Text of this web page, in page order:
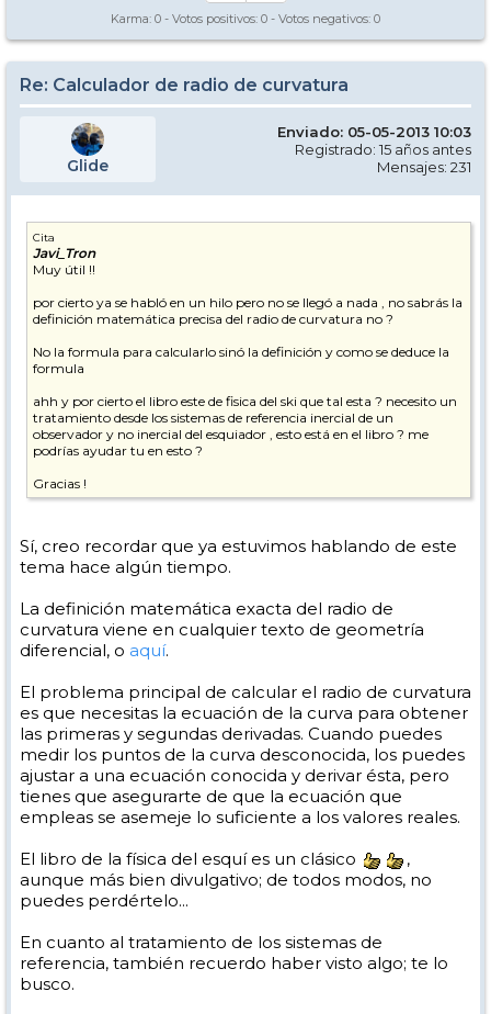
Karma: 0 - Votos positivos: 0 - Votos negativos: 0
Re: Calculador de radio de curvatura
Glide
Enviado: 05-05-2013 10:03
Registrado: 15 años antes
Mensajes: 231
Cita
Javi_Tron
Muy útil !!
por cierto ya se habló en un hilo pero no se llegó a nada , no sabrás la
definición matemática precisa del radio de curvatura no ?
No la formula para calcularlo sinó la definición y como se deduce la
formula
ahh y por cierto el libro este de fisica del ski que tal esta ? necesito un
tratamiento desde los sistemas de referencia inercial de un
observador y no inercial del esquiador , esto está en el libro ? me
podrías ayudar tu en esto ?
Gracias !
Sí, creo recordar que ya estuvimos hablando de este
tema hace algún tiempo.
La definición matemática exacta del radio de
curvatura viene en cualquier texto de geometría
diferencial, o aquí.
El problema principal de calcular el radio de curvatura
es que necesitas la ecuación de la curva para obtener
las primeras y segundas derivadas. Cuando puedes
medir los puntos de la curva desconocida, los puedes
ajustar a una ecuación conocida y derivar ésta, pero
tienes que asegurarte de que la ecuación que
empleas se asemeje lo suficiente a los valores reales.
El libro de la física del esquí es un clásico
,
aunque más bien divulgativo; de todos modos, no
puedes perdértelo...
En cuanto al tratamiento de los sistemas de
referencia, también recuerdo haber visto algo; te lo
busco.